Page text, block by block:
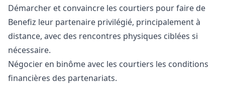
Démarcher et convaincre les courtiers pour faire de
Benefiz leur partenaire privilégié, principalement à
distance, avec des rencontres physiques ciblées si
nécessaire.
Négocier en binôme avec les courtiers les conditions
financières des partenariats.